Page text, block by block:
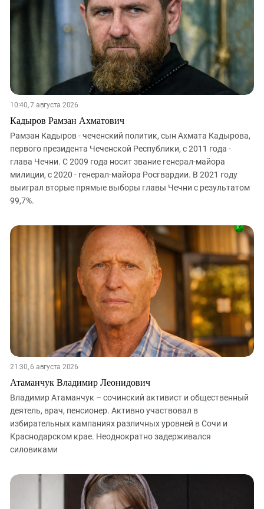
10:40, 7 августа 2026
Кадыров Рамзан Ахматович
Рамзан Кадыров - чеченский политик, сын Ахмата Кадырова,
первого президента Чеченской Республики, с 2011 года -
глава Чечни. С 2009 года носит звание генерал-майора
милиции, с 2020 - генерал-майора Росгвардии. В 2021 году
выиграл вторые прямые выборы главы Чечни с результатом
99,7%.
21:30, 6 августа 2026
Атаманчук Владимир Леонидович
Владимир Атаманчук – сочинский активист и общественный
деятель, врач, пенсионер. Активно участвовал в
избирательных кампаниях различных уровней в Сочи и
Краснодарском крае. Неоднократно задерживался
силовиками